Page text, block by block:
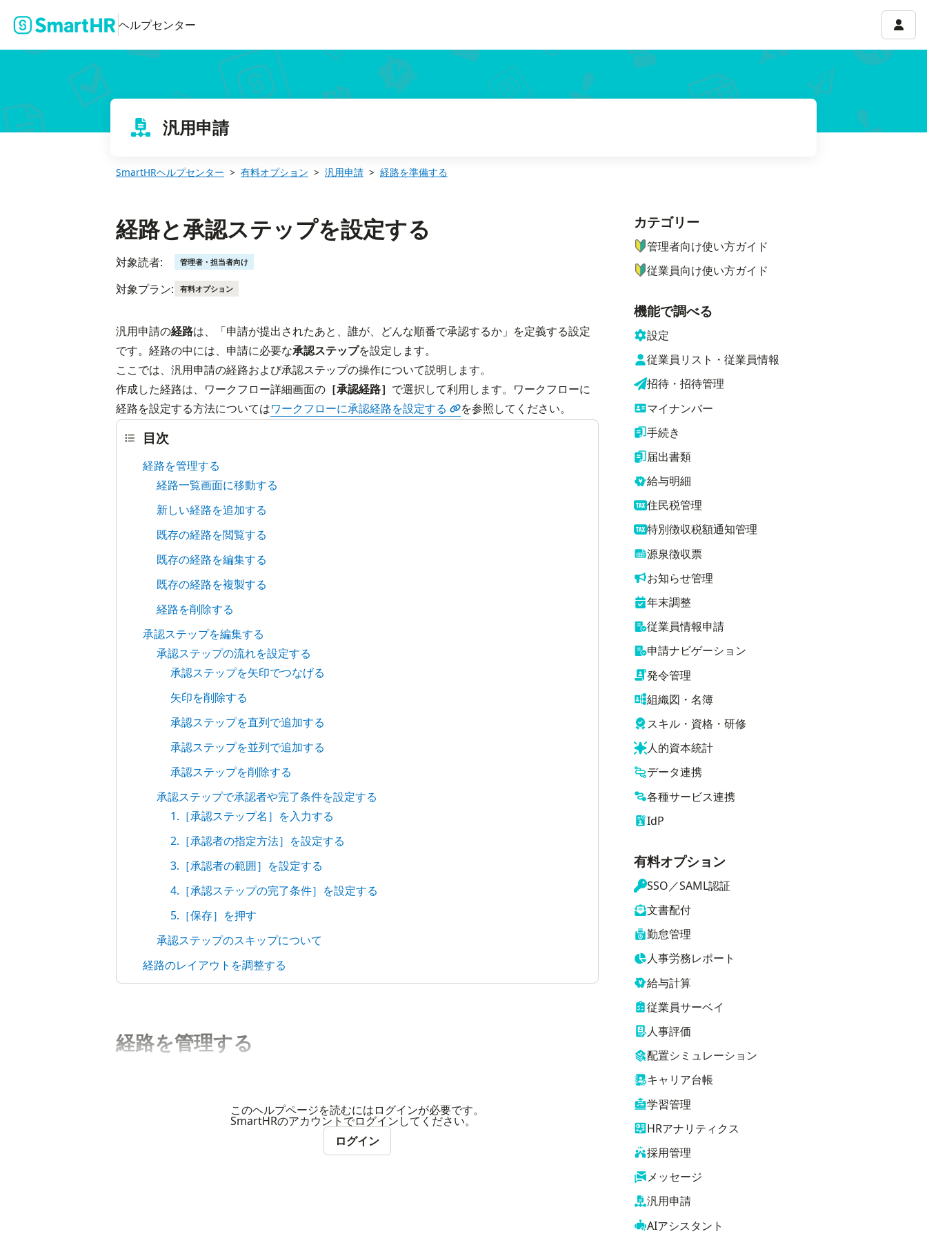
ヘルプセンター アカ
汎用申請
SmartHRヘルプセンター 有料オプション 汎用申請 経路を準備する
経路と承認ステップを設定する
対象読者: 管理者・担当者向け
対象プラン: 有料オプション
汎用申請の経路は、「申請が提出されたあと、誰が、どんな順番で承認するか」を定義する設定
です。経路の中には、申請に必要な承認ステップを設定します。
ここでは、汎用申請の経路および承認ステップの操作について説明します。
作成した経路は、ワークフロー詳細画面の ［承認経路］ で選択して利用します。ワークフローに
経路を設定する方法についてはワークフローに承認経路を設定する を参照してください。
目次
経路を管理する
経路一覧画面に移動する
新しい経路を追加する
既存の経路を閲覧する
既存の経路を編集する
既存の経路を複製する
経路を削除する
承認ステップを編集する
承認ステップの流れを設定する
承認ステップを矢印でつなげる
矢印を削除する
承認ステップを直列で追加する
承認ステップを並列で追加する
承認ステップを削除する
承認ステップで承認者や完了条件を設定する
1.［承認ステップ名］を入力する
2.［承認者の指定方法］を設定する
3.［承認者の範囲］を設定する
4.［承認ステップの完了条件］を設定する
5.［保存］を押す
承認ステップのスキップについて
経路のレイアウトを調整する
経路を管理する
このヘルプページを読むにはログインが必要です。
SmartHRのアカウントでログインしてください。
ログイン
ナビゲーションメニュー
カテゴリー
管理者向け使い方ガイド
従業員向け使い方ガイド
機能で調べる
設定
従業員リスト・従業員情報
招待・招待管理
マイナンバー
手続き
届出書類
給与明細
住民税管理
特別徴収税額通知管理
源泉徴収票
お知らせ管理
年末調整
従業員情報申請
申請ナビゲーション
発令管理
組織図・名簿
スキル・資格・研修
人的資本統計
データ連携
各種サービス連携
IdP
有料オプション
SSO／SAML認証
文書配付
勤怠管理
人事労務レポート
給与計算
従業員サーベイ
人事評価
配置シミュレーション
キャリア台帳
学習管理
HRアナリティクス
採用管理
メッセージ
汎用申請
AIアシスタント